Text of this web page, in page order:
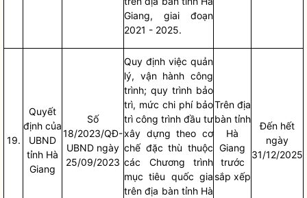
Giang, giai đoạn
2021 - 2025.
19.
Quyết
định của
UBND
tỉnh Hà
Giang
Số
18/2023/QĐ-
UBND ngày
25/09/2023
Quy định việc quản
lý, vận hành công
trình; quy trình bảo
trì, mức chi phíbảo
trì công trình đầu tư
xây dựng theo cơ
chế đặc thù thuộc
các Chương trình
mục tiêu quốc gia
trênđịa bàntỉnh Hà
Trên địa
bàntỉnh
Hà
Giang
trước
sắp xếp
Đến hết
ngày
31/12/2025